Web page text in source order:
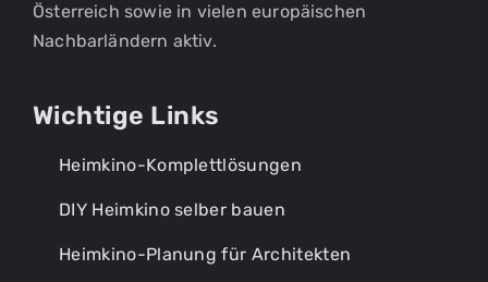
Österreich sowie in vielen europäischen
Nachbarländern aktiv.
Wichtige Links
Heimkino-Komplettlösungen
DIY Heimkino selber bauen
Heimkino-Planung für Architekten